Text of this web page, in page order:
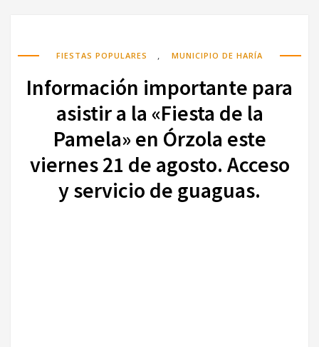
FIESTAS POPULARES , MUNICIPIO DE HARÍA
Información importante para
asistir a la «Fiesta de la
Pamela» en Órzola este
viernes 21 de agosto. Acceso
y servicio de guaguas.